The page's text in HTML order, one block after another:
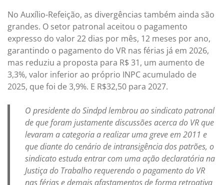
No Auxílio-Refeição, as divergências também ainda são
grandes. O setor patronal aceitou o pagamento
expresso do valor 22 dias por mês, 12 meses por ano,
garantindo o pagamento do VR nas férias já em 2026,
mas reduziu a proposta para R$ 31, um aumento de
3,3%, valor inferior ao próprio INPC acumulado de
2025, que foi de 3,9%. E R$32,50 para 2027.
O presidente do Sindpd lembrou ao sindicato patronal
de que foram justamente discussões acerca do VR que
levaram a categoria a realizar uma greve em 2011 e
que diante do cenário de intransigência dos patrões, o
sindicato estuda entrar com uma ação declaratória na
Justiça do Trabalho requerendo o pagamento do VR
nas férias e demais afastamentos de forma retroativa